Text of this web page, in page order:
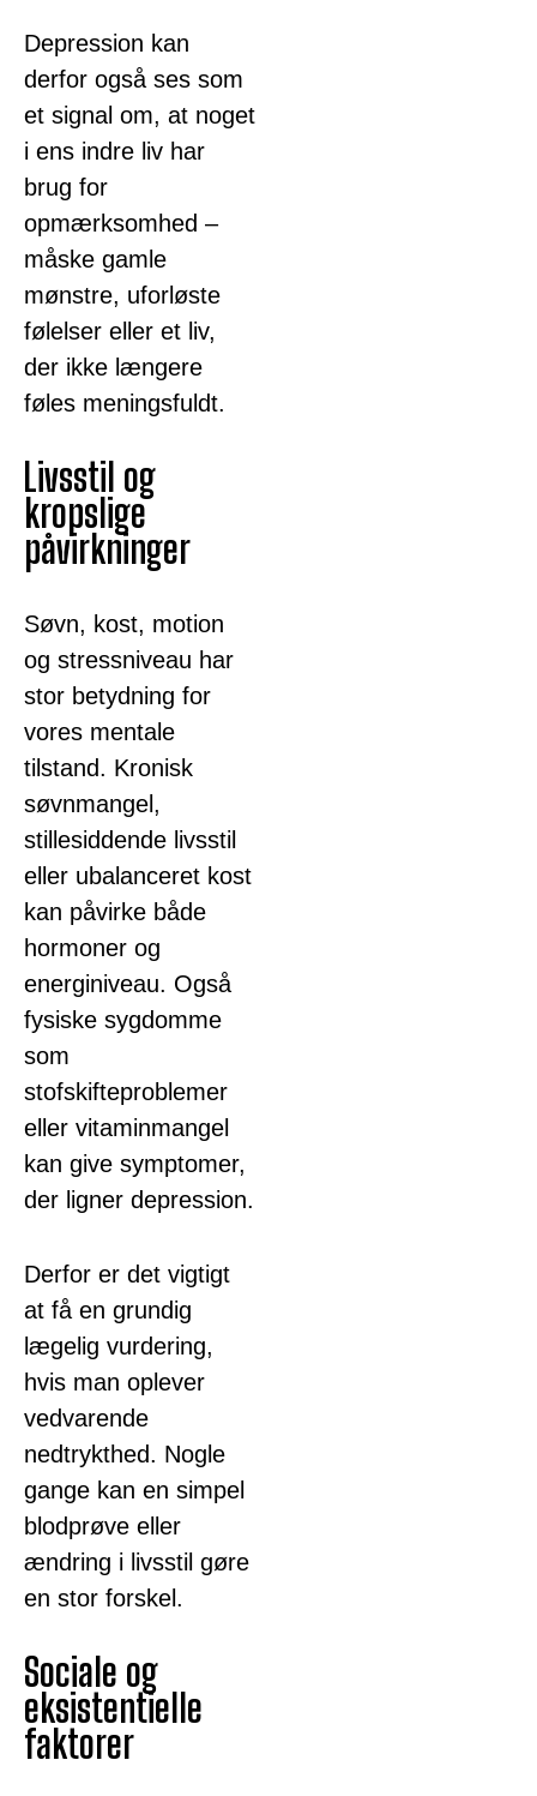
Depression kan
derfor også ses som
et signal om, at noget
i ens indre liv har
brug for
opmærksomhed –
måske gamle
mønstre, uforløste
følelser eller et liv,
der ikke længere
føles meningsfuldt.
Livsstil og
kropslige
påvirkninger
Søvn, kost, motion
og stressniveau har
stor betydning for
vores mentale
tilstand. Kronisk
søvnmangel,
stillesiddende livsstil
eller ubalanceret kost
kan påvirke både
hormoner og
energiniveau. Også
fysiske sygdomme
som
stofskifteproblemer
eller vitaminmangel
kan give symptomer,
der ligner depression.
Derfor er det vigtigt
at få en grundig
lægelig vurdering,
hvis man oplever
vedvarende
nedtrykthed. Nogle
gange kan en simpel
blodprøve eller
ændring i livsstil gøre
en stor forskel.
Sociale og
eksistentielle
faktorer